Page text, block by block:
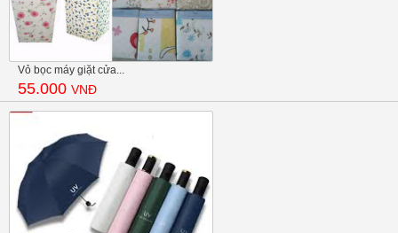
Vỏ bọc máy giặt cửa...
55.000 VNĐ